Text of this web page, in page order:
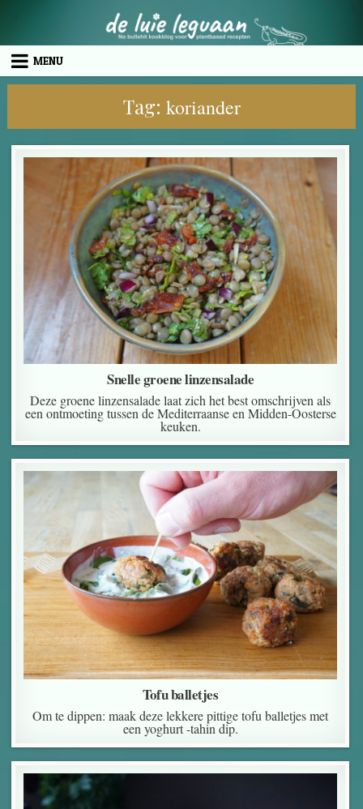
MENU
Tag: koriander
Snelle groene linzensalade
Deze groene linzensalade laat zich het best omschrijven als
een ontmoeting tussen de Mediterraanse en Midden-Oosterse
keuken.
Tofu balletjes
Om te dippen: maak deze lekkere pittige tofu balletjes met
een yoghurt -tahin dip.